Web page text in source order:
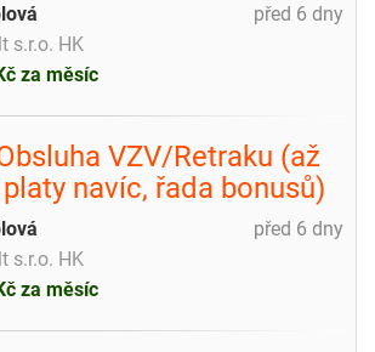
před 6 dny
s.r.o. HK
za měsíc
VZV/Retraku (až
navíc, řada bonusů)
před 6 dny
s.r.o. HK
za měsíc